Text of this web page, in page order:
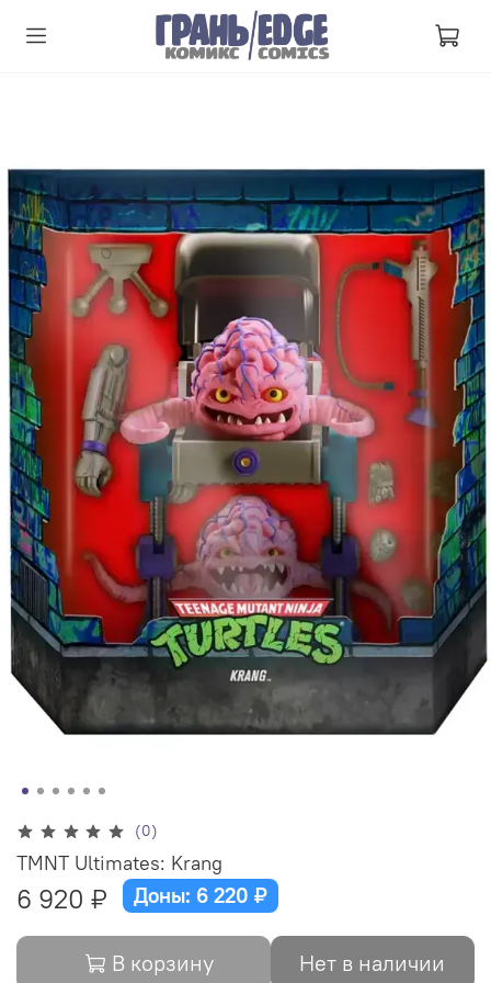
(0)
TMNT Ultimates: Krang
6 920 ₽ Доны: 6 220 ₽
В корзину Нет в наличии